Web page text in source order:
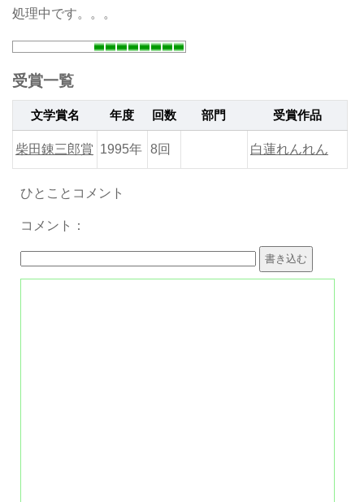
処理中です。。。
受賞一覧
文学賞名 年度 回数 部門 受賞作品
柴田錬三郎賞 1995年 8回 白蓮れんれん
ひとことコメント
コメント：